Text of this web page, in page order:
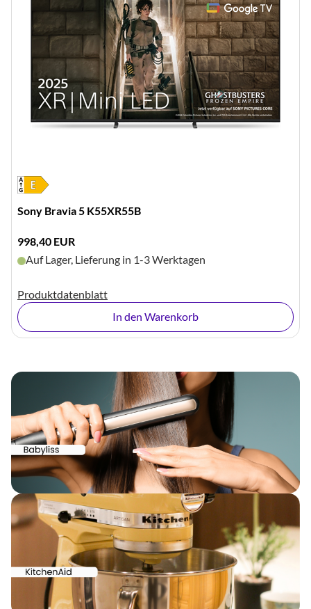
Sony Bravia 5 K55XR55B
998,40 EUR
Auf Lager, Lieferung in 1-3 Werktagen
Produktdatenblatt
In den Warenkorb